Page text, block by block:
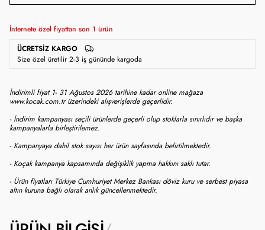
İnternete özel fiyattan son 1 ürün
ÜCRETSIZ KARGO
Size özel üretilir 2-3 iş gününde kargoda
İndirimli fiyat 1- 31 Ağustos 2026 tarihine kadar online mağaza
www.kocak.com.tr üzerindeki alışverişlerde geçerlidir.
- İndirim kampanyası seçili ürünlerde geçerli olup stoklarla sınırlıdır ve başka
kampanyalarla birleştirilemez.
- Kampanyaya dahil stok sayısı her ürün sayfasında belirtilmektedir.
- Koçak kampanya kapsamında değişiklik yapma hakkını saklı tutar.
- Ürün fiyatları Türkiye Cumhuriyet Merkez Bankası döviz kuru ve serbest piyasa
altın kuruna bağlı olarak anlık güncellenmektedir.